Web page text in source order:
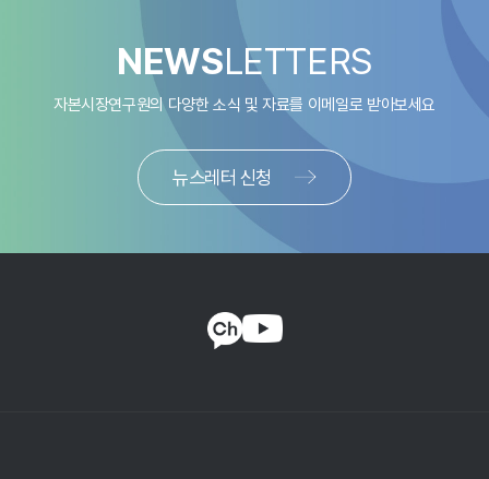
NEWSLETTERS
자본시장연구원의 다양한 소식 및 자료를 이메일로 받아보세요
뉴스레터 신청